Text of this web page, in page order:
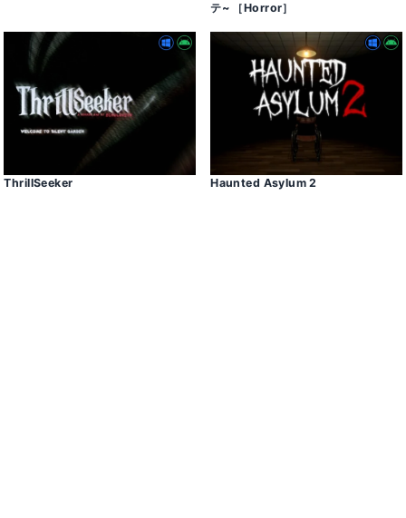
テ~ ［Horror］
ThrillSeeker Haunted Asylum 2